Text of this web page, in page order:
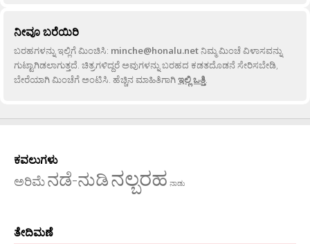
ನೀವೂ ಬರೆಯಿರಿ
ಬರಹಗಳನ್ನು ಇಲ್ಲಿಗೆ ಮಿಂಚಿಸಿ: minche@honalu.netನಿಮ್ಮ ಮಿಂಚೆ ವಿಳಾಸವನ್ನು
ಗುಟ್ಟಾಗಿಡಲಾಗುತ್ತದೆ. ಚಿತ್ರಗಳಿದ್ದರೆ ಅವುಗಳನ್ನು ಬರಹದ ಕಡತದೊಡನೆ ಸೇರಿಸಬೇಡಿ,
ಬೇರೆಯಾಗಿ ಮಿಂಚೆಗೆ ಅಂಟಿಸಿ. ಹೆಚ್ಚಿನ ಮಾಹಿತಿಗಾಗಿಇಲ್ಲಿ ಒತ್ತಿ.
ಕವಲುಗಳು
ಅರಿಮೆನಡೆ-ನುಡಿನಲ್ಬರಹ ನಾಡು
ತೇದಿಮಣೆ